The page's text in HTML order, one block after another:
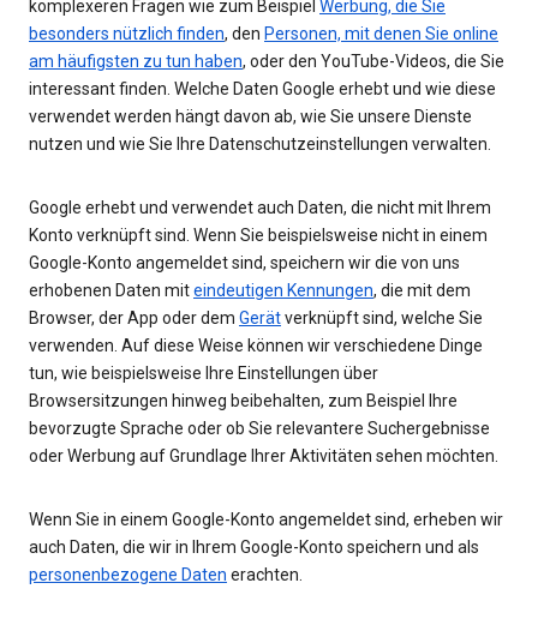
komplexeren Fragen wie zum Beispiel Werbung, die Sie
besonders nützlich finden, den Personen, mit denen Sie online
am häufigsten zu tun haben, oder den YouTube-Videos, die Sie
interessant finden. Welche Daten Google erhebt und wie diese
verwendet werden hängt davon ab, wie Sie unsere Dienste
nutzen und wie Sie Ihre Datenschutzeinstellungen verwalten.
Google erhebt und verwendet auch Daten, die nicht mit Ihrem
Konto verknüpft sind. Wenn Sie beispielsweise nicht in einem
Google-Konto angemeldet sind, speichern wir die von uns
erhobenen Daten miteindeutigen Kennungen, die mit dem
Browser, der App oder dem Gerätverknüpft sind, welche Sie
verwenden. Auf diese Weise können wir verschiedene Dinge
tun, wie beispielsweise Ihre Einstellungen über
Browsersitzungen hinweg beibehalten, zum Beispiel Ihre
bevorzugte Sprache oder ob Sie relevantere Suchergebnisse
oder Werbung auf Grundlage Ihrer Aktivitäten sehen möchten.
Wenn Sie in einem Google-Konto angemeldet sind, erheben wir
auch Daten, die wir in Ihrem Google-Konto speichern und als
personenbezogene Daten erachten.